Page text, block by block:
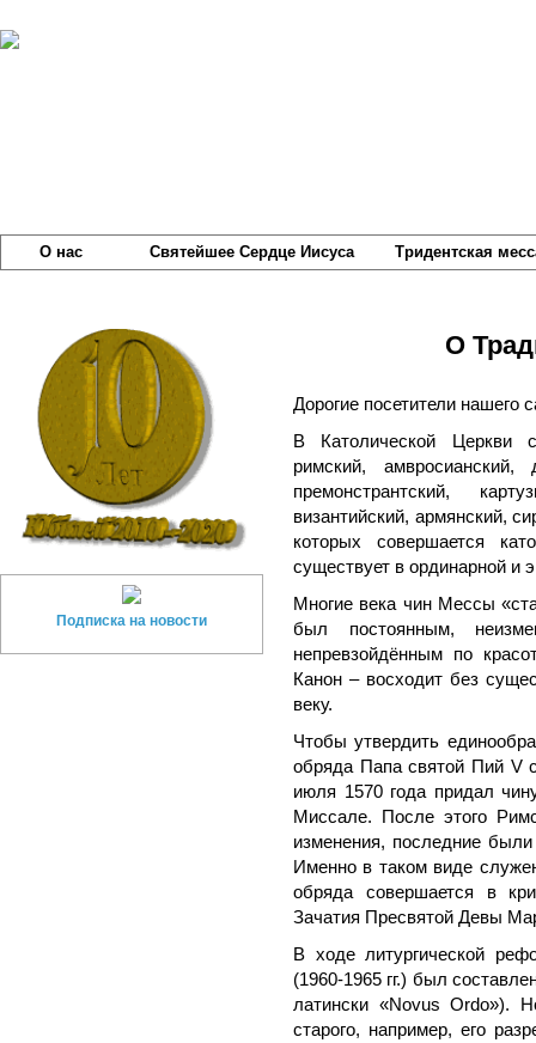
О нас Святейшее Сердце Иисуса Тридентская
Подписка на новости
О
Дорогие посетители нашего
В Католической Церкви
римский, амвросианский,
премонстрантский,
византийский, армянский,
которых совершается
существует в ординарной и
Многие века чин Мессы
был постоянным,
непревзойдённым по
Канон – восходит без
веку.
Чтобы утвердить
обряда Папа святой Пий V
июля 1570 года придал
Миссале. После этого
изменения, последние
Именно в таком виде
обряда совершается в
Зачатия Пресвятой Девы
В ходе литургической
(1960-1965 гг.) был
латински «Novus Ordo»).
старого, например, его